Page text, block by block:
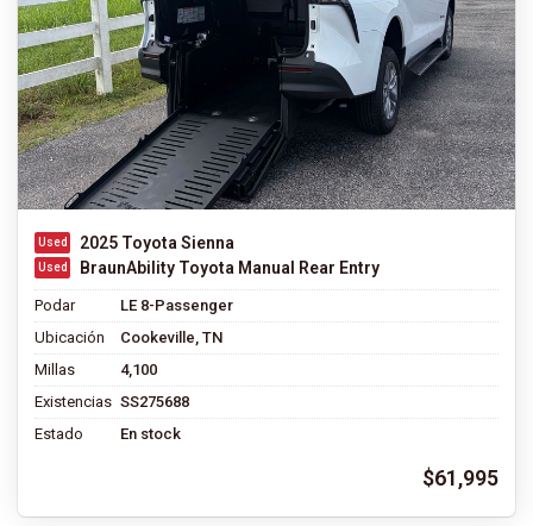
2025 Toyota Sienna
BraunAbility Toyota Manual Rear Entry
Podar
LE 8-Passenger
Ubicación
Cookeville, TN
Millas
4,100
Existencias SS275688
Estado
En stock
$61,995